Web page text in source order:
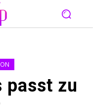
passt zu